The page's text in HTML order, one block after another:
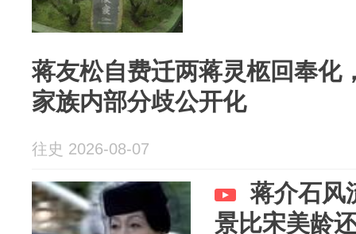
蒋友松自费迁两蒋灵柩回奉化
家族内部分歧公开化
往史 2026-08-07
蒋介石风
景比宋美龄